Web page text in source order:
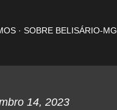
SOBRE BELISÁRIO-MG
14, 2023